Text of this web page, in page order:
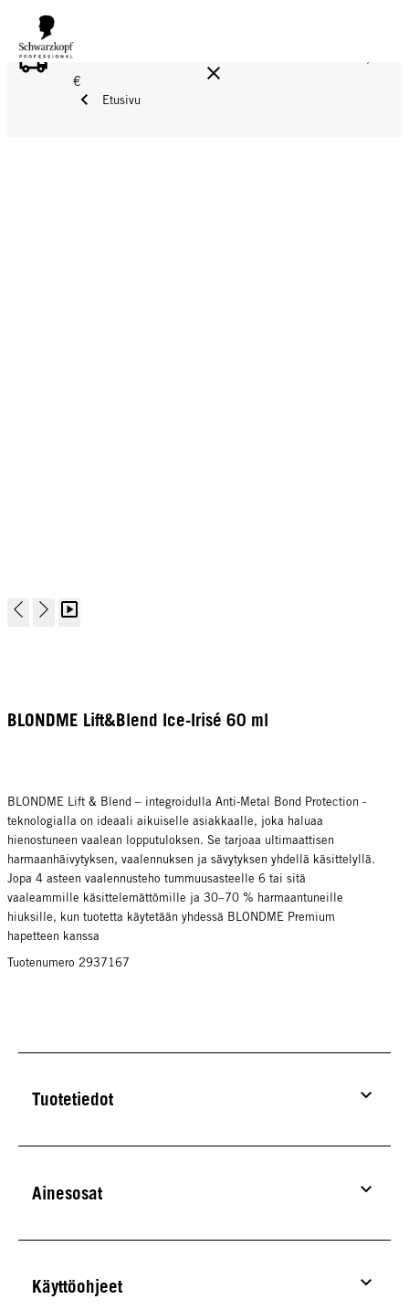
ILMAINEN TOIMITUS YLI 160 € TILAUKSIIN!
€
Etusivu
BLONDME Lift&Blend Ice-Irisé 60 ml
BLONDME Lift & Blend – integroidulla Anti-Metal Bond Protection -
teknologialla on ideaali aikuiselle asiakkaalle, joka haluaa
hienostuneen vaalean lopputuloksen. Se tarjoaa ultimaattisen
harmaanhäivytyksen, vaalennuksen ja sävytyksen yhdellä käsittelyllä.
Jopa 4 asteen vaalennusteho tummuusasteelle 6 tai sitä
vaaleammille käsittelemättömille ja 30–70 % harmaantuneille
hiuksille, kun tuotetta käytetään yhdessä BLONDME Premium
hapetteen kanssa
Tuotenumero 2937167
Tuotetiedot
Ainesosat
Käyttöohjeet